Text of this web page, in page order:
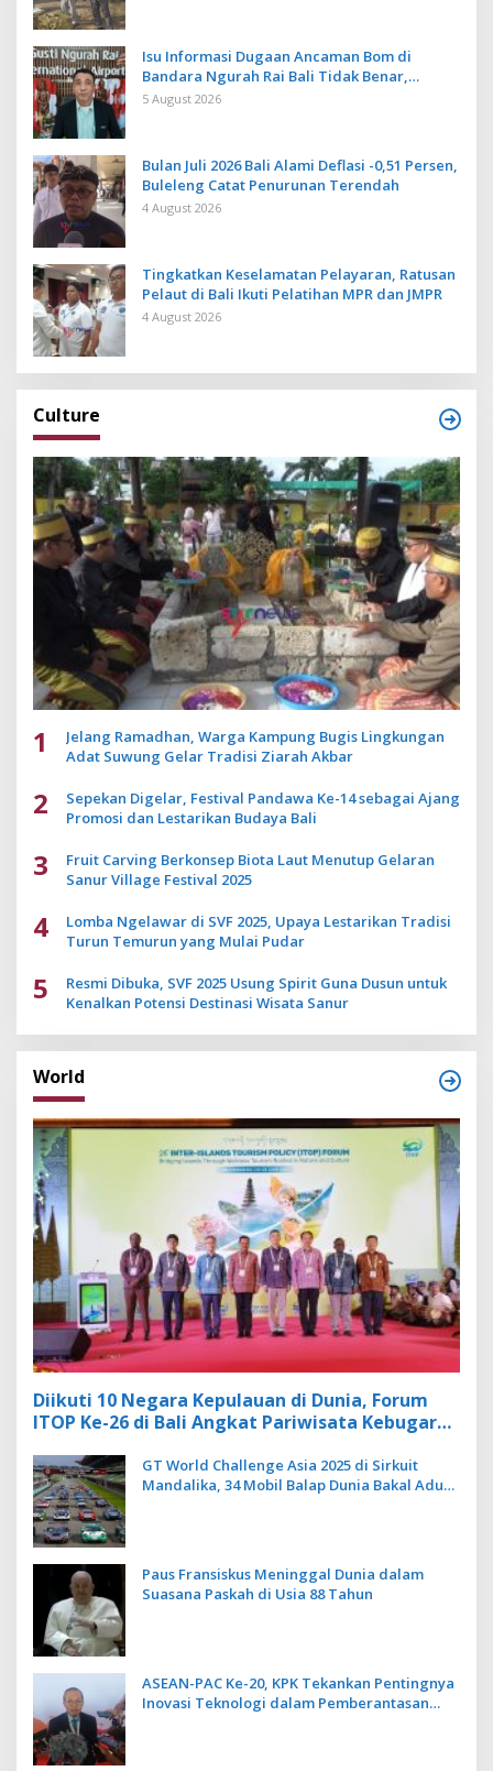
Isu Informasi Dugaan Ancaman Bom di
Bandara Ngurah Rai Bali Tidak Benar,
Operasional Penerbangan Lancar
5 August 2026
Bulan Juli 2026 Bali Alami Deflasi -0,51 Persen,
Buleleng Catat Penurunan Terendah
4 August 2026
Tingkatkan Keselamatan Pelayaran, Ratusan
Pelaut di Bali Ikuti Pelatihan MPR dan JMPR
4 August 2026
Culture
1
Jelang Ramadhan, Warga Kampung Bugis Lingkungan
Adat Suwung Gelar Tradisi Ziarah Akbar
2
Sepekan Digelar, Festival Pandawa Ke-14 sebagai Ajang
Promosi dan Lestarikan Budaya Bali
3
Fruit Carving Berkonsep Biota Laut Menutup Gelaran
Sanur Village Festival 2025
4
Lomba Ngelawar di SVF 2025, Upaya Lestarikan Tradisi
Turun Temurun yang Mulai Pudar
5
Resmi Dibuka, SVF 2025 Usung Spirit Guna Dusun untuk
Kenalkan Potensi Destinasi Wisata Sanur
World
Diikuti 10 Negara Kepulauan di Dunia, Forum
ITOP Ke-26 di Bali Angkat Pariwisata Kebugaran
GT World Challenge Asia 2025 di Sirkuit
Mandalika, 34 Mobil Balap Dunia Bakal Adu
Paus Fransiskus Meninggal Dunia dalam
Suasana Paskah di Usia 88 Tahun
ASEAN-PAC Ke-20, KPK Tekankan Pentingnya
Inovasi Teknologi dalam Pemberantasan